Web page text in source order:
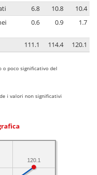
6.8 10.8
10.4
0.6 0.9 1.7
111.1 114.4 120.1
o poco significativo del
i valori non significativi
120.1